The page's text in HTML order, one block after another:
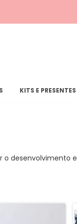
KITS E PRESENTES
o desenvolvimento e